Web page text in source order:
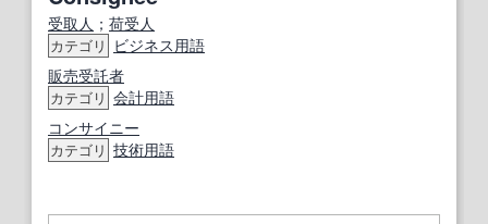
受取人 ； 荷受人
カテゴリ
ビジネス用語
販売受託者
カテゴリ 会計用語
コンサイニー
カテゴリ 技術用語